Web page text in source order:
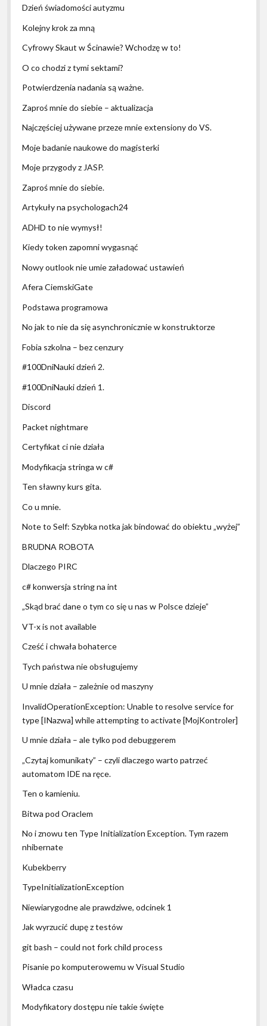
Dzień świadomości autyzmu
Kolejny krok za mną
Cyfrowy Skaut w Ścinawie? Wchodzę w to!
O co chodzi z tymi sektami?
Potwierdzenia nadania są ważne.
Zaproś mnie do siebie – aktualizacja
Najczęściej używane przeze mnie extensiony do VS.
Moje badanie naukowe do magisterki
Moje przygody z JASP.
Zaproś mnie do siebie.
Artykuły na psychologach24
ADHD to nie wymysł!
Kiedy token zapomni wygasnąć
Nowy outlook nie umie załadować ustawień
Afera CiemskiGate
Podstawa programowa
No jak to nie da się asynchronicznie w konstruktorze
Fobia szkolna – bez cenzury
#100DniNauki dzień 2.
#100DniNauki dzień 1.
Discord
Packet nightmare
Certyfikat ci nie działa
Modyfikacja stringa w c#
Ten sławny kurs gita.
Co u mnie.
Note to Self: Szybka notka jak bindować do obiektu „wyżej”
BRUDNA ROBOTA
Dlaczego PIRC
c# konwersja string na int
„Skąd brać dane o tym co się u nas w Polsce dzieje”
VT-x is not available
Cześć i chwała bohaterce
Tych państwa nie obsługujemy
U mnie działa – zależnie od maszyny
InvalidOperationException: Unable to resolve service for
type [INazwa] while attempting to activate [MojKontroler]
U mnie działa – ale tylko pod debuggerem
„Czytaj komunikaty” – czyli dlaczego warto patrzeć
automatom IDE na ręce.
Ten o kamieniu.
Bitwa pod Oraclem
No i znowu ten Type Initialization Exception. Tym razem
nhibernate
Kubekberry
TypeInitializationException
Niewiarygodne ale prawdziwe, odcinek 1
Jak wyrzucić dupę z testów
git bash – could not fork child process
Pisanie po komputerowemu w Visual Studio
Władca czasu
Modyfikatory dostępu nie takie święte